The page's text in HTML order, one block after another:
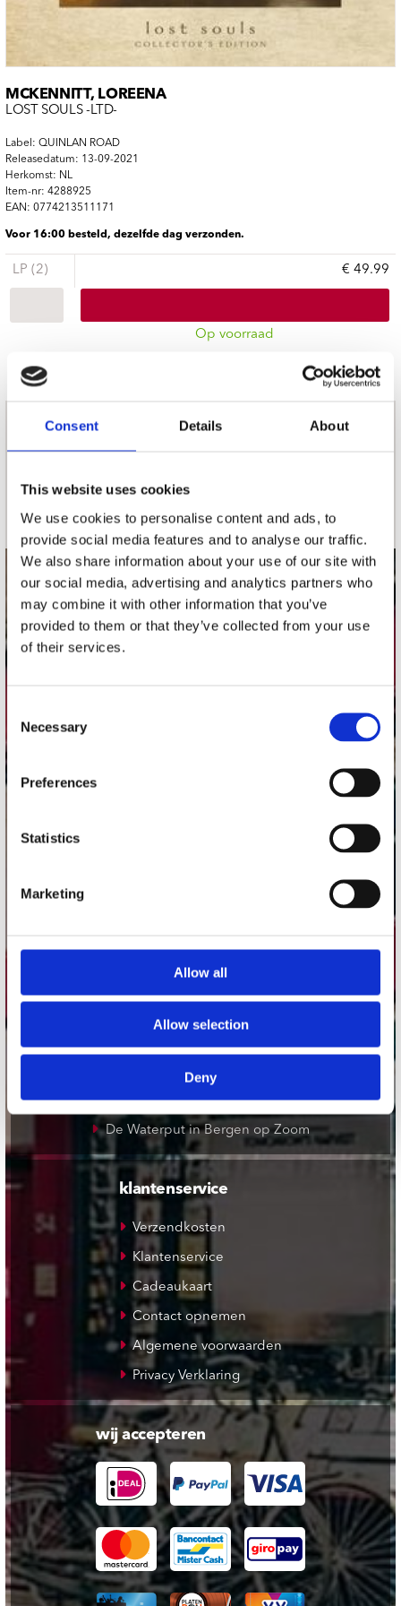
Consent Details About
This website uses cookies
We use cookies to personalise content and ads, to
provide social media features and to analyse our traffic.
We also share information about your use of our site with
our social media, advertising and analytics partners who
may combine it with other information that you’ve
provided to them or that they’ve collected from your use
of their services.
Selection
Necessary
Preferences
Statistics
Marketing
Allow all
Allow selection
Deny
MCKENNITT, LOREENA
LOST SOULS -LTD-
Label: QUINLAN ROAD
Releasedatum: 13-09-2021
Herkomst: NL
Item-nr: 4288925
EAN: 0774213511171
Voor 16:00 besteld, dezelfde dag verzonden.
LP (2) € 49.99
Op voorraad
nieuwsbrief
contact
Stuur ons een e-mail
Plato Utrecht
Plato Rotterdam
Plato Apeldoorn / Mansion 24
De Waterput in Bergen op Zoom
klantenservice
Verzendkosten
Klantenservice
Cadeaukaart
Contact opnemen
Algemene voorwaarden
Privacy Verklaring
wij accepteren